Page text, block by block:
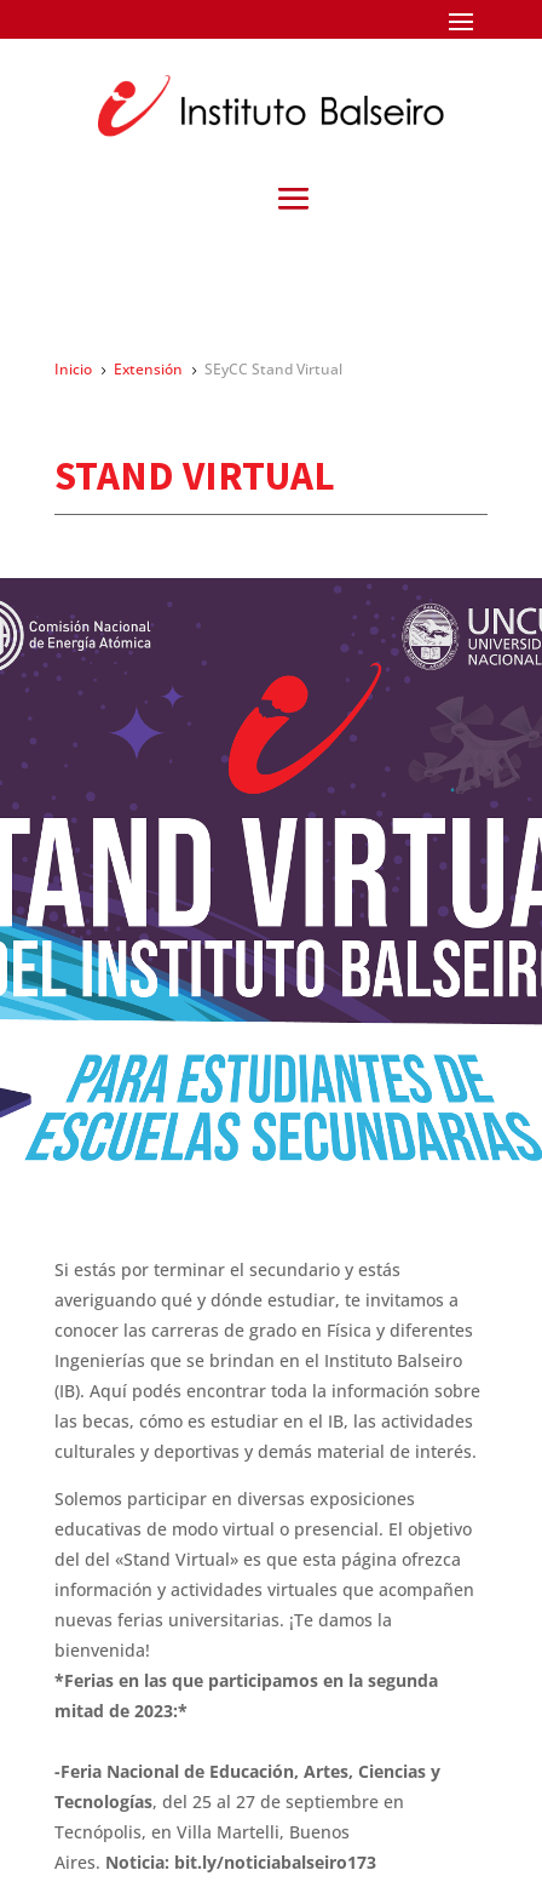
Inicio 5 Extensión 5 SEyCC Stand Virtual
STAND VIRTUAL
Si estás por terminar el secundario y estás
averiguando qué y dónde estudiar, te invitamos a
conocer las carreras de grado en Física y diferentes
Ingenierías que se brindan en el Instituto Balseiro
(IB). Aquí podés encontrar toda la información sobre
las becas, cómo es estudiar en el IB, las actividades
culturales y deportivas y demás material de interés.
Solemos participar en diversas exposiciones
educativas de modo virtual o presencial. El objetivo
del del «Stand Virtual» es que esta página ofrezca
información y actividades virtuales que acompañen
nuevas ferias universitarias. ¡Te damos la
bienvenida!
*Ferias en las que participamos en la segunda
mitad de 2023:*
-Feria Nacional de Educación, Artes, Ciencias y
Tecnologías, del 25 al 27 de septiembre en
Tecnópolis, en Villa Martelli, Buenos
Aires. Noticia: bit.ly/noticiabalseiro173